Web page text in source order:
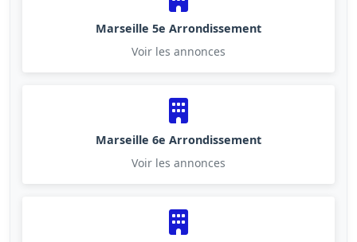
Marseille 5e Arrondissement
Voir les annonces
Marseille 6e Arrondissement
Voir les annonces